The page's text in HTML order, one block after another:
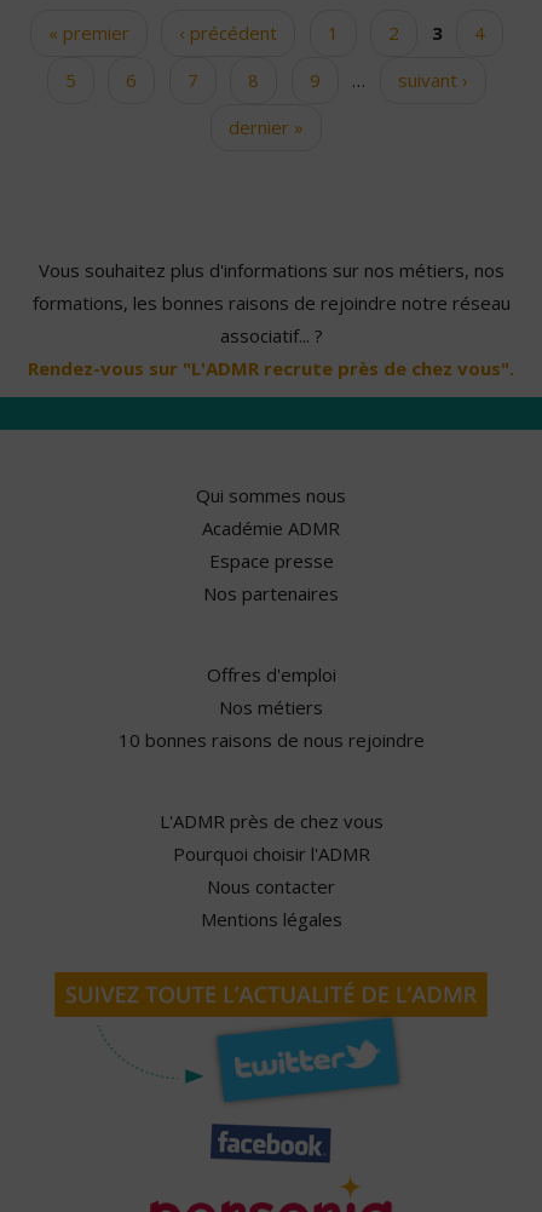
Pages« premier ‹ précédent 1 2 3
4
5
6 7 8 9 …
suivant ›
dernier »
Vous souhaitez plus d'informations sur nos métiers, nos
formations, les bonnes raisons de rejoindre notre réseau
associatif... ?
Rendez-vous sur "L'ADMR recrute près de chez vous".
Qui sommes nous
Académie ADMR
Espace presse
Nos partenaires
Offres d'emploi
Nos métiers
10 bonnes raisons de nous rejoindre
L'ADMR près de chez vous
Pourquoi choisir l'ADMR
Nous contacter
Mentions légales